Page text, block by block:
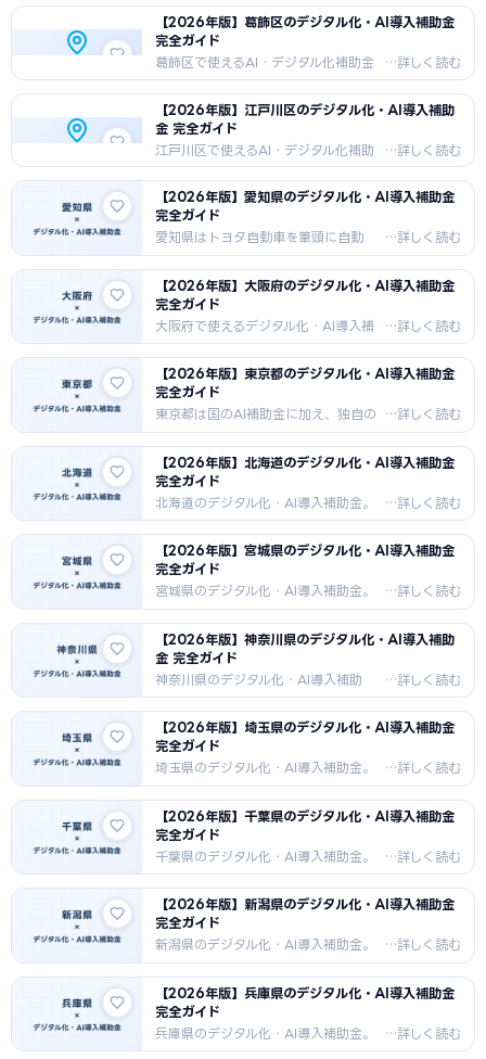
工）が盛んな足立区の中小企業向け
に、国の補助金＋東京都独自制度の組
み合わせ戦略、申請手順、採択事例を
紹介します。
【2026年版】葛飾区のデジタル化・AI導入補助金
完全ガイド
葛飾区で使えるAI・デジタル化補助金
を徹底解説。おもちゃ・セルロイド産
業・町工場が盛んな葛飾区の中小企業
向けに、国の補助金＋東京都独自制度
の組み合わせ戦略、申請手順、採択事
例を紹介します。
【2026年版】江戸川区のデジタル化・AI導入補助
金 完全ガイド
江戸川区で使えるAI・デジタル化補助
金を徹底解説。花卉栽培・小規模事業
者が盛んな江戸川区の中小企業向け
に、国の補助金＋東京都独自制度の組
み合わせ戦略、申請手順、採択事例を
紹介します。
【2026年版】愛知県のデジタル化・AI導入補助金
完全ガイド
愛知県はトヨタ自動車を筆頭に自動
車・航空宇宙・工作機械など日本屈指
のものづくり産業が集積する地域です。
2026年現在、国の補助金制度に加えて
愛知県・名古屋市が製造業のDX・AI化
を重点支援しており、県内の中小企業
は特に手厚い支援を受け...
【2026年版】大阪府のデジタル化・AI導入補助金
完全ガイド
大阪府で使えるデジタル化・AI導入補
助金を完全網羅。大阪府独自制度（上
限200万円）と国のIT導入補助金AI枠
（補助率3/4）の二階建て申請で自己負
担を最小化。申請窓口・スケジュー
ル・業種別の活用法を解説。
【2026年版】東京都のデジタル化・AI導入補助金
完全ガイド
東京都は国のAI補助金に加え、独自の
助成制度を多数展開しています。都内の
中小企業・小規模事業者は国と都の制
度を組み合わせることで、より多くの
補助を受けることができます。
【2026年版】北海道のデジタル化・AI導入補助金
完全ガイド
北海道のデジタル化・AI導入補助金。
補助率・対象経費・申請手順・採択事
例を詳しく解説。2026年最新版。
【2026年版】宮城県のデジタル化・AI導入補助金
完全ガイド
宮城県のデジタル化・AI導入補助金。
補助率・対象経費・申請手順・採択事
例を詳しく解説。2026年最新版。
【2026年版】神奈川県のデジタル化・AI導入補助
金 完全ガイド
神奈川県のデジタル化・AI導入補助
金。補助率・対象経費・申請手順・採
択事例を詳しく解説。2026年最新版。
【2026年版】埼玉県のデジタル化・AI導入補助金
完全ガイド
埼玉県のデジタル化・AI導入補助金。
補助率・対象経費・申請手順・採択事
例を詳しく解説。2026年最新版。
【2026年版】千葉県のデジタル化・AI導入補助金
完全ガイド
千葉県のデジタル化・AI導入補助金。
補助率・対象経費・申請手順・採択事
例を詳しく解説。2026年最新版。
【2026年版】新潟県のデジタル化・AI導入補助金
完全ガイド
新潟県のデジタル化・AI導入補助金。
補助率・対象経費・申請手順・採択事
例を詳しく解説。2026年最新版。
【2026年版】兵庫県のデジタル化・AI導入補助金
完全ガイド
兵庫県のデジタル化・AI導入補助金。
補助率・対象経費・申請手順・採択事